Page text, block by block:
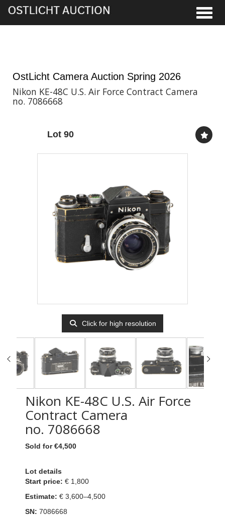
OstLicht Camera Auction Spring 2026
Nikon KE-48C U.S. Air Force Contract Camera
no. 7086668
Lot 90
Click for high resolution
Nikon KE-48C U.S. Air Force
Contract Camera
no. 7086668
Sold for €4,500
Lot details
Start price: € 1,800
Estimate: € 3,600–4,500
SN: 7086668